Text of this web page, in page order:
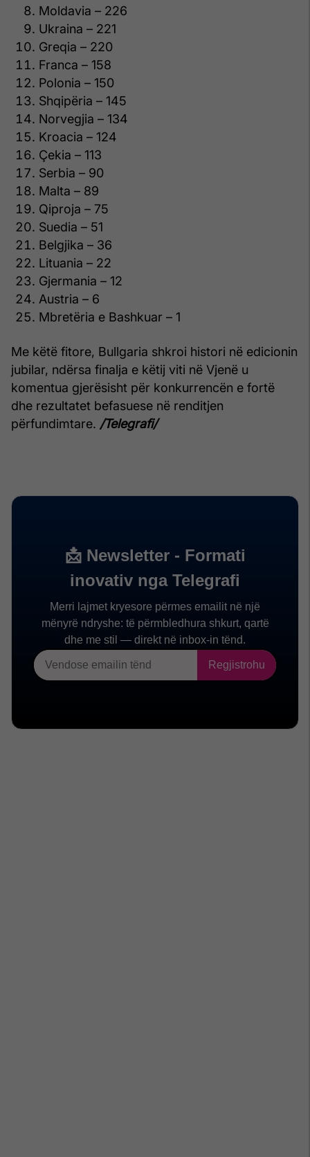
Moldavia – 226
Ukraina – 221
Greqia – 220
Franca – 158
Polonia – 150
Shqipëria – 145
Norvegjia – 134
Kroacia – 124
Çekia – 113
Serbia – 90
Malta – 89
Qiproja – 75
Suedia – 51
Belgjika – 36
Lituania – 22
Gjermania – 12
Austria – 6
Mbretëria e Bashkuar – 1
Me këtë fitore, Bullgaria shkroi histori në edicionin
jubilar, ndërsa finalja e këtij viti në Vjenë u
komentua gjerësisht për konkurrencën e fortë
dhe rezultatet befasuese në renditjen
përfundimtare. /Telegrafi/